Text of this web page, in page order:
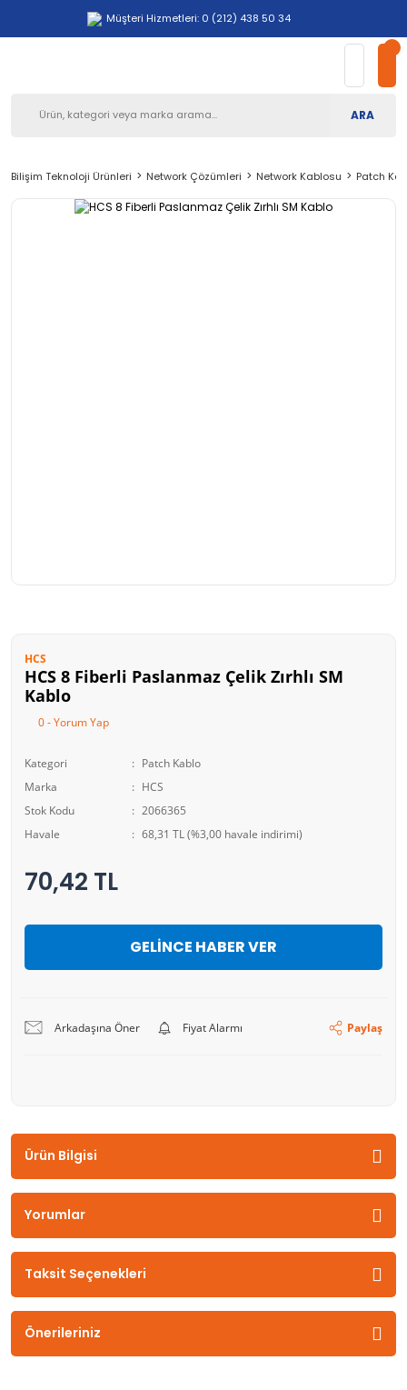
Müşteri Hizmetleri: 0 (212) 438 50 34
ARA
Bilişim Teknoloji Ürünleri Network Çözümleri Network Kablosu Patch
HCS
HCS 8 Fiberli Paslanmaz Çelik Zırhlı SM
Kablo
0 - Yorum Yap
Kategori
Patch Kablo
Marka
HCS
Stok Kodu
2066365
Havale
68,31 TL (%3,00 havale indirimi)
70,42 TL
GELİNCE HABER VER
Arkadaşına Öner Fiyat Alarmı Paylaş
Ürün Bilgisi
Yorumlar
Taksit Seçenekleri
Önerileriniz